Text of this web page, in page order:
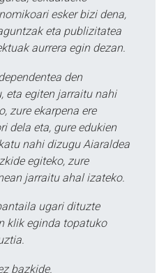
esker bizi dena,
eta publizitatea
aurrera egin dezan.
den
eta egiten jarraitu nahi
zure ekarpena ere
dela eta, gure edukien
nahi dizugu Aiaraldea
egiteko, zure
jarraitu ahal izateko.
ugari dituzte
klik eginda topatuko
bazkide.